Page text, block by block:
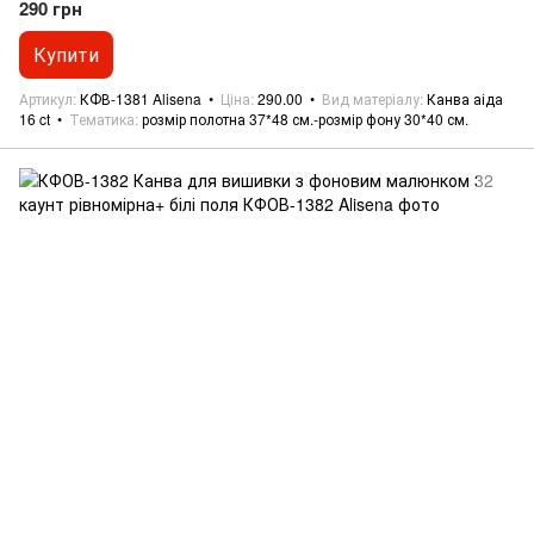
290 грн
Купити
Артикул КФВ-1381 Alisena Ціна 290.00 Вид матеріалу Канва аіда
16 ct
Тематика розмір полотна 37*48 см.-розмір фону 30*40 см.